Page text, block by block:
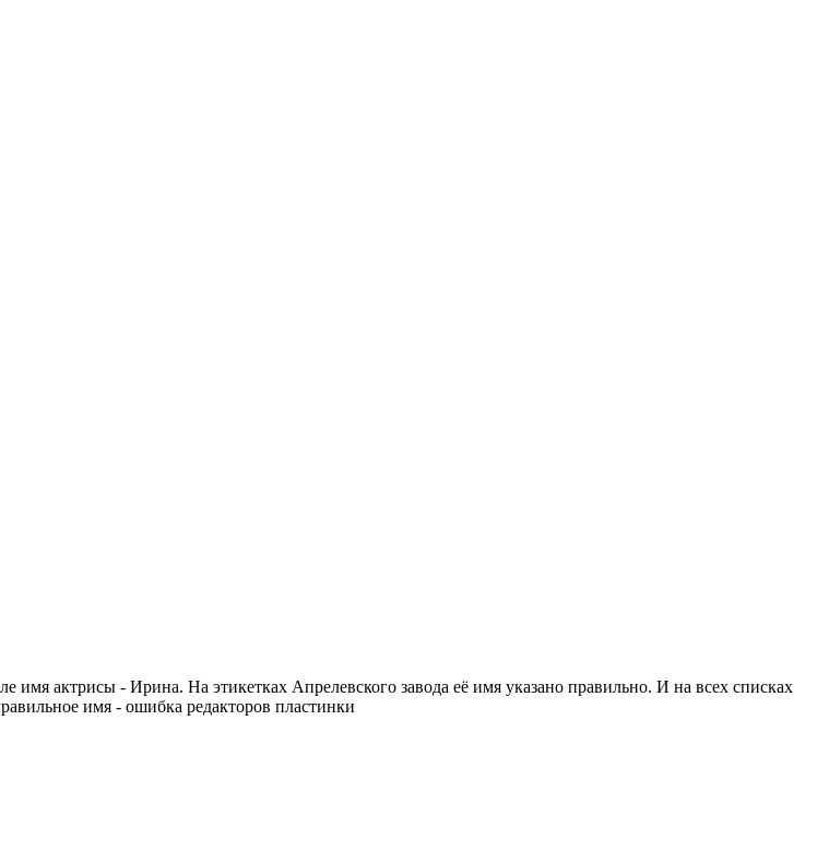
имя актрисы - Ирина. На этикетках Апрелевского завода её имя указано правильно. И на всех списках
имя - ошибка редакторов пластинки